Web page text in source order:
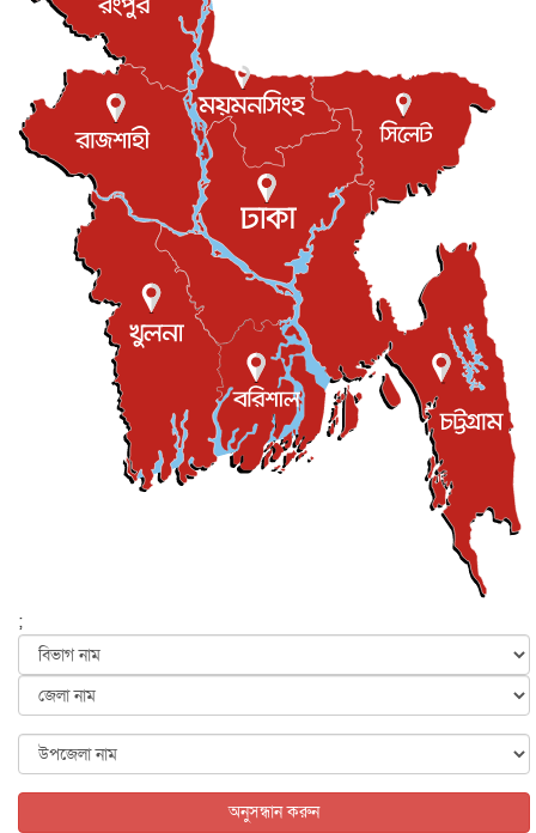
বিরোধ কাটিয়ে কূটনৈতিক সম্পর্ক পুনঃস্থাপন করছে মেক্সিকো ও
আন্তর্জাতিক
এবার ওটিটিতে মুক্তি পেল ‘মালিক’
বিনোদন ৮ আগস্ট, ২০২৬
রিয়ালকে ‘না’ বলা রদ্রির জন্য বার্সার কাছে কত চাইল ম্যানসিটি
খেলাধুলা
শিল্পকলায় চলচ্চিত্র উৎসব, বিনা মূল্যে দেখা যাবে ৬ সিনেমা
বিনোদন ৮ আগস্ট, ২০২৬
ইস্ট লন্ডন মসজিদের জুমার খুতবা : “কুরআন হোক জীবন দেখার
লেন্স...
ইসলাম ও জীবন ৭ আগস্ট, ২০২৬
সিলেটের কন্যা মোহিনী রশিদ এনওয়াইপিডির উচ্চপদস্থ কর্মকর্তা
দেশজুড়ে ৬ আগস্ট, ২০২৬
আজ থেকে সবার জন্য উন্মুক্ত জুলাই স্মৃতি জাদুঘর
৬ আগস্ট, ২০২৬
৬ আগস্ট, ২০২৬
জুলাইয়ের কৃতিত্ব নেওয়ার জন্য সবাই প্রতিযোগিতায় নেমেছে :
৬ আগস্ট, ২০২৬
৬ আগস্ট, ২০২৬
;
অনুসন্ধান করুন